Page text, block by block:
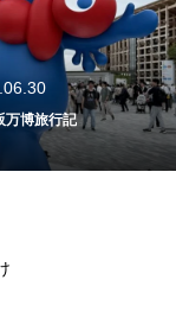
万博旅行記